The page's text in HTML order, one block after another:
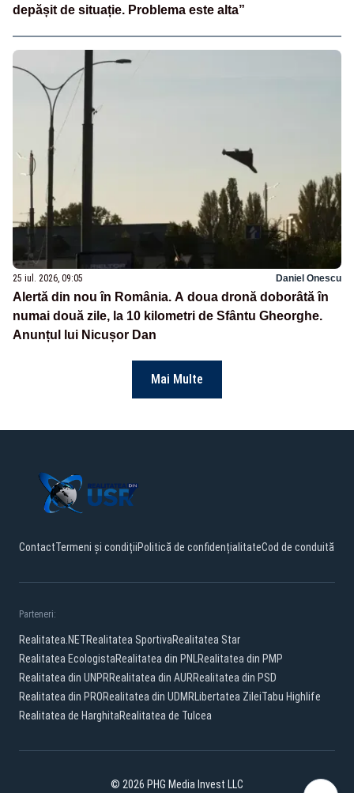
depășit de situație. Problema este alta”
25 iul. 2026, 09:05 Daniel Onescu
Alertă din nou în România. A doua dronă doborâtă în
numai două zile, la 10 kilometri de Sfântu Gheorghe.
Anunțul lui Nicușor Dan
Mai Multe
ContactTermeni și condițiiPolitică de confidențialitateCod de conduită
Parteneri:
Realitatea.NETRealitatea SportivaRealitatea Star
Realitatea EcologistaRealitatea din PNLRealitatea din PMP
Realitatea din UNPRRealitatea din AURRealitatea din PSD
Realitatea din PRORealitatea din UDMRLibertatea ZileiTabu Highlife
Realitatea de HarghitaRealitatea de Tulcea
© 2026 PHG Media Invest LLC